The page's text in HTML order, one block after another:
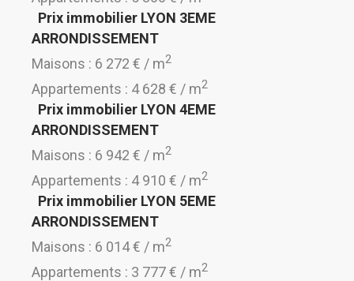
Prix immobilier LYON 3EME
ARRONDISSEMENT
Maisons : 6 272 € / m2
Appartements : 4 628 € / m2
Prix immobilier LYON 4EME
ARRONDISSEMENT
Maisons : 6 942 € / m2
Appartements : 4 910 € / m2
Prix immobilier LYON 5EME
ARRONDISSEMENT
Maisons : 6 014 € / m2
Appartements : 3 777 € / m2